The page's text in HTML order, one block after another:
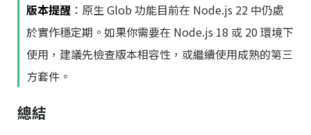
版本提醒 ：原生 Glob 功能目前在 Node.js 22 中仍處
於實作穩定期。如果你需要在 Node.js 18 或 20 環境下
使用，建議先檢查版本相容性，或繼續使用成熟的第三
方套件。
總結